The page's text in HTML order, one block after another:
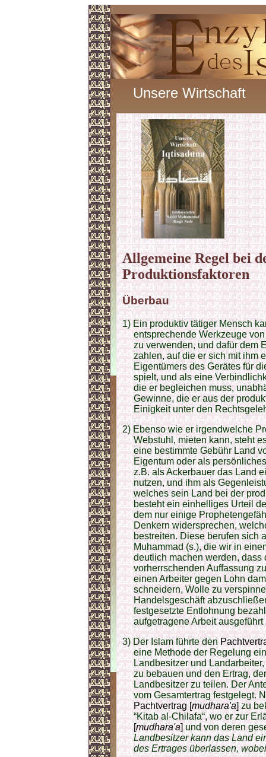
Unsere Wirtschaft
Allgemeine Regel bei
Produktionsfaktoren
Überbau
1) Ein produktiv tätiger Mensch
entsprechende Werkzeuge
zu verwenden, und dafür dem
zahlen, auf die er sich mit ihm
Eigentümers des Gerätes für
spielt, und als eine
die er begleichen muss,
Gewinne, die er aus der
Einigkeit unter den
2) Ebenso wie er irgendwelche
Webstuhl, mieten kann, steht
eine bestimmte Gebühr Land
Eigentum oder als
z.B. als Ackerbauer das Land
nutzen, und ihm als
welches sein Land bei der
besteht ein einhelliges Urteil
dem nur einige
Denkern widersprechen,
bestreiten. Diese berufen sich
Muhammad (s.), die wir in
deutlich machen werden,
vorherrschenden Auffassung
einen Arbeiter gegen Lohn
schneidern, Wolle zu
Handelsgeschäft
festgesetzte Entlohnung
aufgetragene Arbeit ausgeführt
3) Der Islam führte den
eine Methode der Regelung
Landbesitzer und
zu bebauen und den Ertrag,
Landbesitzer zu teilen. Der
vom Gesamtertrag festgelegt.
Pachtvertrag [mudhara'a]zu
“Kitab al-Chilafa“, wo er zur
[mudhara'a]und von deren
Landbesitzer kann das Land
des Ertrages überlassen,